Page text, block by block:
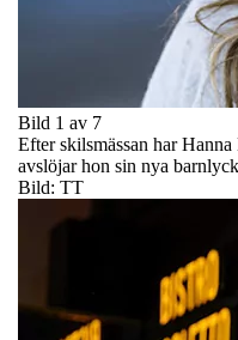
Bild 1 av 7
Efter skilsmässan har
avslöjar hon sin nya
Bild: TT